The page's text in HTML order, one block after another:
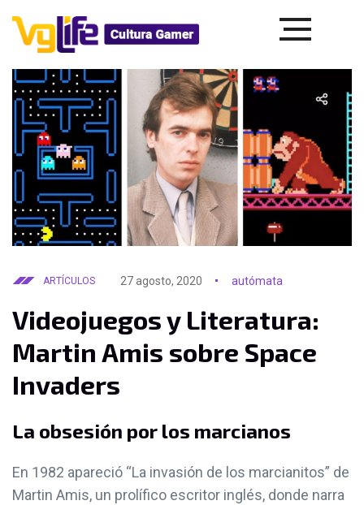
ARTÍCULOS 27 agosto, 2020 autómata
Videojuegos y Literatura:
Martin Amis sobre Space
Invaders
La obsesión por los marcianos
En 1982 apareció “La invasión de los marcianitos” de
Martin Amis, un prolífico escritor inglés, donde narra